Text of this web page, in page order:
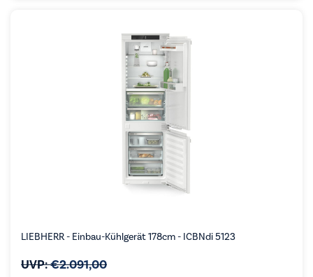
LIEBHERR - Einbau-Kühlgerät 178cm - ICBNdi 5123
UVP:€2.091,00